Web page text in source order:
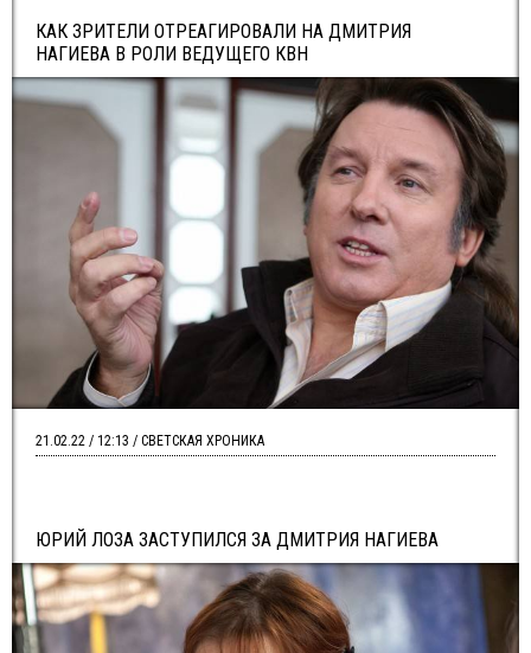
КАК ЗРИТЕЛИ ОТРЕАГИРОВАЛИ НА ДМИТРИЯ
НАГИЕВА В РОЛИ ВЕДУЩЕГО КВН
ЮРИЙ ЛОЗА ЗАСТУПИЛСЯ ЗА ДМИТРИЯ НАГИЕВА
21.02.22 / 12:13 / СВЕТСКАЯ ХРОНИКА